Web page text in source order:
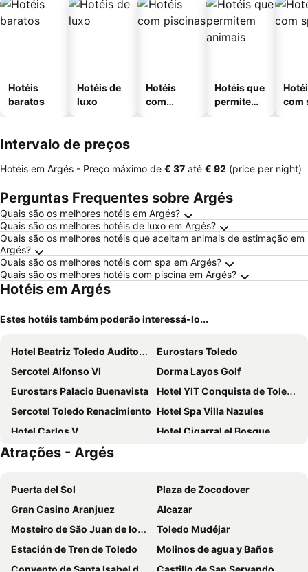
Hotéis
baratos
Hotéis de
luxo
Hotéis
com
Hotéis que
permitem
com
Intervalo de preços
Hotéis em Argés - Preço máximo de ‎€ 37 até ‎€ 92 (price per night)
Perguntas Frequentes sobre Argés
Quais são os melhores hotéis em Argés?
Quais são os melhores hotéis de luxo em Argés?
Quais são os melhores hotéis que aceitam animais de estimação em
Argés?
Quais são os melhores hotéis com spa em Argés?
Quais são os melhores hotéis com piscina em Argés?
Hotéis em Argés
Estes hotéis também poderão interessá-lo...
Hotel Beatriz Toledo Auditorium & Spa
Eurostars Toledo
Sercotel Alfonso VI
Dorma Layos Golf
Eurostars Palacio Buenavista
Hotel YIT Conquista de Toledo
Sercotel Toledo Renacimiento Hotel Spa Villa Nazules
Hotel Carlos V
Hotel Cigarral el Bosque
Hotel Pintor El Greco
Hotel Medina de Toledo
San Juan de Los Reyes
Hacienda del Cardenal
Eurico
Hotel Casona de la Reyna
Hotel Real de Toledo
Hotel Santa Isabel
Hotel Los Cigarrales
Atrações - Argés
Puerta del Sol
Plaza de Zocodover
Gran Casino Aranjuez
Alcazar
Mosteiro de São Juan de los Reyes
Toledo Mudéjar
Estación de Tren de Toledo
Molinos de agua y Baños
Convento de Santa Isabel de los Reyes
Castillo de San Servando